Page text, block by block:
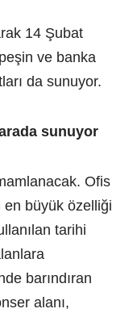
14 Şubat
ve banka
da sunuyor.
sunuyor
Ofis
büyük özelliği
tarihi
barındıran
alanı,